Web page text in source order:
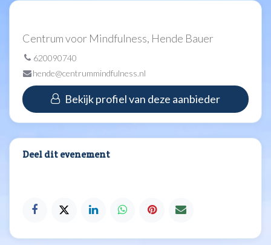
Centrum voor Mindfulness, Hende Bauer
620090740
hende@centrummindfulness.nl
Bekijk profiel van deze aanbieder
Deel dit evenement